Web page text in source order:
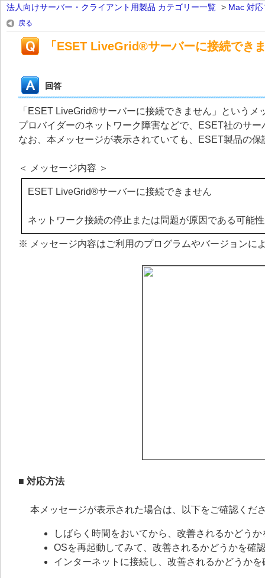
法人向けサーバー・クライアント用製品 カテゴリー一覧 > Mac 対
戻る
「ESET LiveGrid®サーバーに接続でき
回答
「ESET LiveGrid®サーバーに接続できません」という
プロバイダーのネットワーク障害などで、ESET社のサ
なお、本メッセージが表示されていても、ESET製品の
＜ メッセージ内容 ＞
ESET LiveGrid®サーバーに接続できません
ネットワーク接続の停止または問題が原因である可能
※ メッセージ内容はご利用のプログラムやバージョンに
■ 対応方法
本メッセージが表示された場合は、以下をご確認くだ
しばらく時間をおいてから、改善されるかどう
OSを再起動してみて、改善されるかどうかを確
インターネットに接続し、改善されるかどうかを